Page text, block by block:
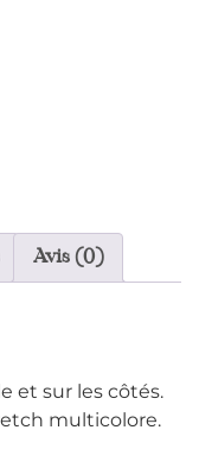
Avis (0)
et sur les côtés.
multicolore.